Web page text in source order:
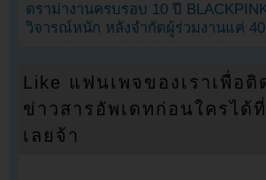
ดราม่างานครบรอบ 10 ปี
วิจารณ์หนัก หลังจำกัดผู้ร่วมงานแค่
Like แฟนเพจของเราเพื่อติ
ข่าวสารอัพเดทก่อนใครได้
เลยจ้า